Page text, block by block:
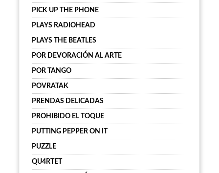
PICK UP THE PHONE
PLAYS RADIOHEAD
PLAYS THE BEATLES
POR DEVORACIÓN AL ARTE
POR TANGO
POVRATAK
PRENDAS DELICADAS
PROHIBIDO EL TOQUE
PUTTING PEPPER ON IT
PUZZLE
QU4RTET